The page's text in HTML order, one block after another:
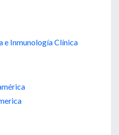
e Inmunología Clínica